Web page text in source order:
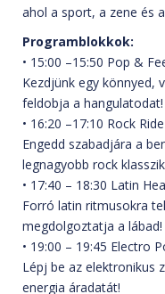
ahol a sport, a zene és
Programblokkok:
• 15:00 –15:50 Pop &
Kezdjünk egy könnyed,
feldobja a hangulatodat!
• 16:20 –17:10 Rock Ride
Engedd szabadjára a
legnagyobb rock
• 17:40 – 18:30 Latin
Forró latin ritmusokra
megdolgoztatja a lábad!
• 19:00 – 19:45 Electro
Lépj be az elektronikus
energia áradatát!